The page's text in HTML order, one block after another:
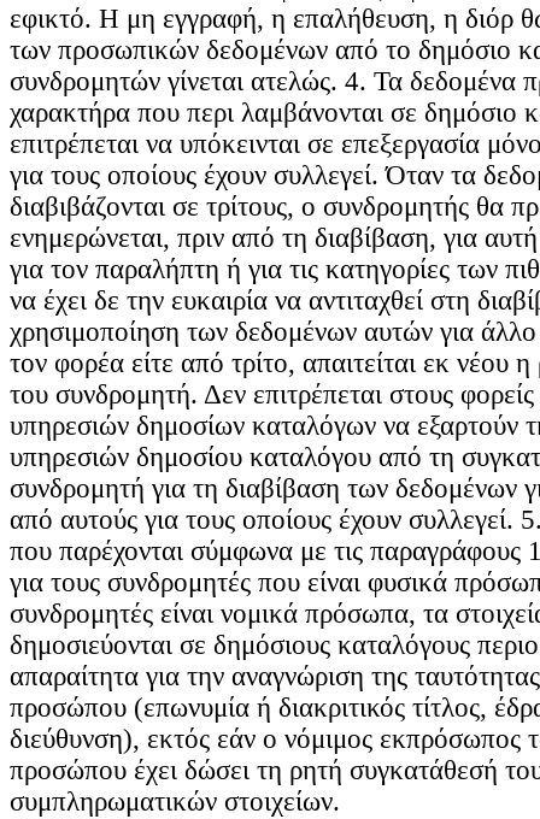
εφικτό. Η μη εγγραφή, η επαλήθευση, η διόρ
των προσωπικών δεδομένων από το δημόσιο
συνδρομητών γίνεται ατελώς. 4. Τα δεδομένα
χαρακτήρα που περι λαμβάνονται σε δημόσιο
επιτρέπεται να υπόκεινται σε επεξεργασία
για τους οποίους έχουν συλλεγεί. Όταν τα
διαβιβάζονται σε τρίτους, ο συνδρομητής θα
ενημερώνεται, πριν από τη διαβίβαση, για
για τον παραλήπτη ή για τις κατηγορίες των
να έχει δε την ευκαιρία να αντιταχθεί στη
χρησιμοποίηση των δεδομένων αυτών για
τον φορέα είτε από τρίτο, απαιτείται εκ νέου
του συνδρομητή. Δεν επιτρέπεται στους
υπηρεσιών δημοσίων καταλόγων να εξαρτούν
υπηρεσιών δημοσίου καταλόγου από τη
συνδρομητή για τη διαβίβαση των δεδομένων
από αυτούς για τους οποίους έχουν συλλεγεί.
που παρέχονται σύμφωνα με τις παραγράφους
για τους συνδρομητές που είναι φυσικά
συνδρομητές είναι νομικά πρόσωπα, τα
δημοσιεύονται σε δημόσιους καταλόγους
απαραίτητα για την αναγνώριση της
προσώπου (επωνυμία ή διακριτικός τίτλος,
διεύθυνση), εκτός εάν ο νόμιμος εκπρόσωπος
προσώπου έχει δώσει τη ρητή συγκατάθεσή
συμπληρωματικών στοιχείων.